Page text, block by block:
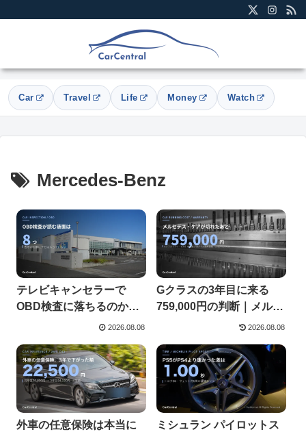
Car Travel Life Money Watch
Mercedes-Benz
テレビキャンセラーで
OBD検査に落ちるのか｜
告示を開いたら対象装置
2026.08.08
Gクラスの3年目に来る
759,000円の判断｜メルセ
デス・ケアが切れると何
2026.08.08
外車の任意保険は本当に
ミシュラン パイロットス